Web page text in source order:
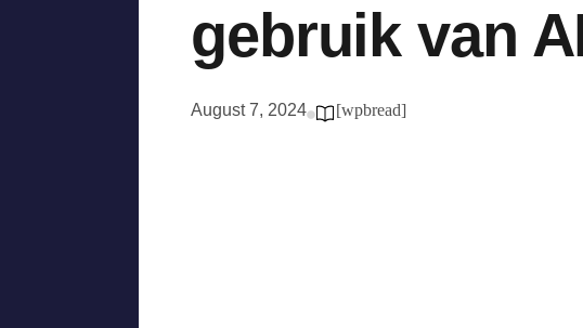
gebruik van
August 7, 2024 [wpbread]